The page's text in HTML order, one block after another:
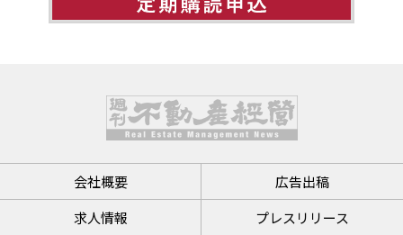
会社概要
広告出稿
求人情報
プレスリリース